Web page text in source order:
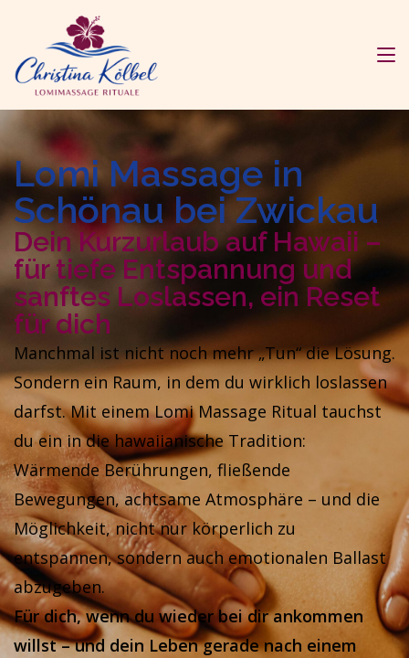
Lomi Massage in
Schönau bei Zwickau
Dein Kurzurlaub auf Hawaii –
für tiefe Entspannung und
sanftes Loslassen, ein Reset
für dich
Manchmal ist nicht noch mehr „Tun“ die Lösung.
Sondern ein Raum, in dem du wirklich loslassen
darfst. Mit einem Lomi Massage Ritual tauchst
du ein in die hawaiianische Tradition:
Wärmende Berührungen, fließende
Bewegungen, achtsame Atmosphäre – und die
Möglichkeit, nicht nur körperlich zu
entspannen, sondern auch emotionalen Ballast
abzugeben.
Für dich, wenn du wieder bei dir ankommen
willst – und dein Leben gerade nach einem